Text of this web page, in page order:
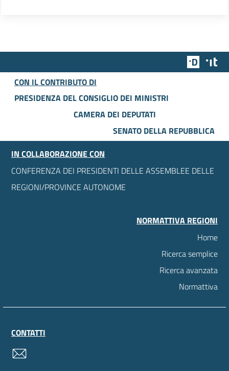
Team
CON IL CONTRIBUTO DI
PRESIDENZA DEL CONSIGLIO DEI MINISTRI
CAMERA DEI DEPUTATI
SENATO DELLA REPUBBLICA
IN COLLABORAZIONE CON
CONFERENZA DEI PRESIDENTI DELLE ASSEMBLEE DELLE
REGIONI/PROVINCE AUTONOME
NORMATTIVA REGIONI
Home
Ricerca semplice
Ricerca avanzata
Normattiva
CONTATTI